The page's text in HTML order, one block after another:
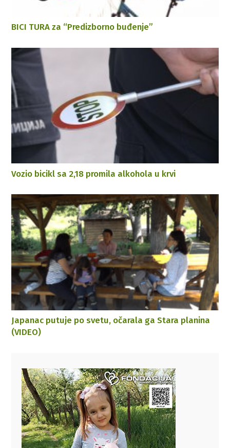
BICI TURA za “Predizborno buđenje”
Vozio bicikl sa 2,18 promila alkohola u krvi
Japanac putuje po svetu, očarala ga Stara planina
(VIDEO)